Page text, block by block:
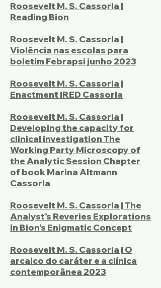
Roosevelt M. S. Cassorla |
Reading Bion
Roosevelt M. S. Cassorla |
Violência nas escolas para
boletim Febrapsi junho 2023
Roosevelt M. S. Cassorla |
Enactment IRED Cassorla
Roosevelt M. S. Cassorla |
Developing the capacity for
clinical investigation The
Working Party Microscopy of
the Analytic Session Chapter
of book Marina Altmann
Cassorla
Roosevelt M. S. Cassorla | The
Analyst's Reveries Explorations
in Bion's Enigmatic Concept
Roosevelt M. S. Cassorla | O
arcaico do caráter e a clínica
contemporânea 2023